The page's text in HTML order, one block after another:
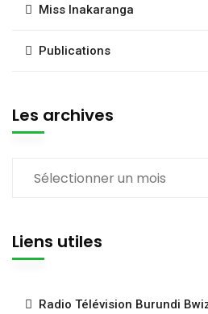
Miss Inakaranga
Publications
Les archives
Liens utiles
Radio Télévision Burundi